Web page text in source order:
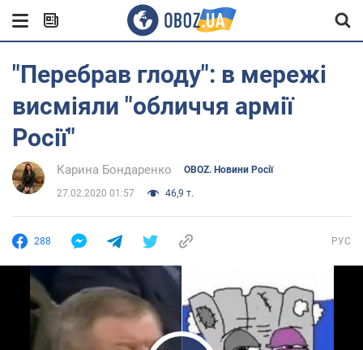
"Перебрав глоду": в мережі
висміяли "обличчя армії
Росії"
Карина Бондаренко OBOZ. Новини Росії
27.02.2020 01:57 46,9 т.
288 РУС